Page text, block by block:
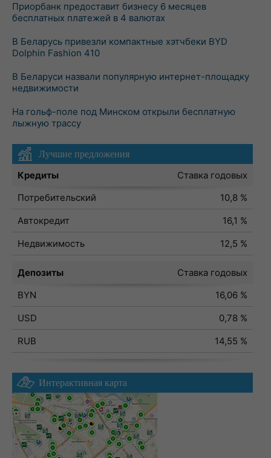
Приорбанк предоставит бизнесу 6 месяцев
бесплатных платежей в 4 валютах
В Беларусь привезли компактные хэтчбеки BYD
Dolphin Fashion 410
В Беларуси назвали популярную интернет-площадку
недвижимости
На гольф-поле под Минском открыли бесплатную
лыжную трассу
Лучшие предложения
Кредиты
Ставка годовых
Потребительский
10,8 %
Автокредит
16,1 %
Недвижимость
12,5 %
Депозиты
Ставка годовых
BYN
16,06 %
USD
0,78 %
RUB
14,55 %
Интерактивная карта